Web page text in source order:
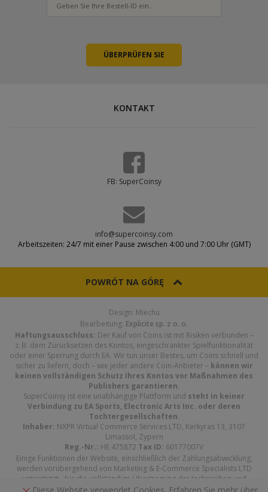
KONTAKT
FB: SuperCoinsy
info@supercoinsy.com
Arbeitszeiten: 24/7 mit einer Pause zwischen 4:00 und 7:00 Uhr (GMT)
POWRÓT NA GÓRĘ
Design: Miechu
Bearbeitung: Explicite sp. z o. o.
Haftungsausschluss: Der Kauf von Coins ist mit Risiken verbunden –
z. B. dem Zurücksetzen des Kontos, eingeschränkter Spielfunktionalität
oder einer Sperrung durch EA. Wir tun unser Bestes, um Coins schnell und
sicher zu liefern, doch – wie jeder andere Coin-Anbieter – können wir
keinen vollständigen Schutz Ihres Kontos vor Maßnahmen des
Publishers garantieren.
SuperCoinsy ist eine unabhängige Plattform und steht in keiner
Verbindung zu EA Sports, Electronic Arts Inc. oder deren
Tochtergesellschaften.
Inhaber: NXPR Virtual Commerce Services LTD, Kerkyras 13, 3107
Limassol, Zypern
Reg.-Nr.: HE 475872 Tax ID: 60177007V
Einige Funktionen der Website, einschließlich der Zahlungsabwicklung,
werden vorübergehend von Marketing & E-Commerce Specialists LTD
unterstützt - bis die vollständige Übertragung der technischen und
Zahlungsinfrastruktur auf NXPR Virtual Commerce Services LTD